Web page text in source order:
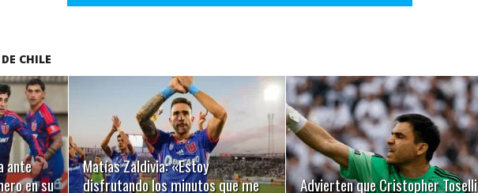
CHILE
ante
en su
Matías Zaldivia: «Estoy
disfrutando los minutos que me
LEER MÁS
Advierten que Cristopher Toselli
LEER MÁS